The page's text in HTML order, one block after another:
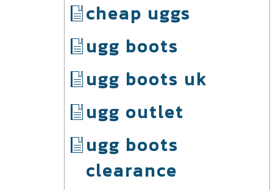
cheap uggs
ugg boots
ugg boots uk
ugg outlet
ugg boots
clearance